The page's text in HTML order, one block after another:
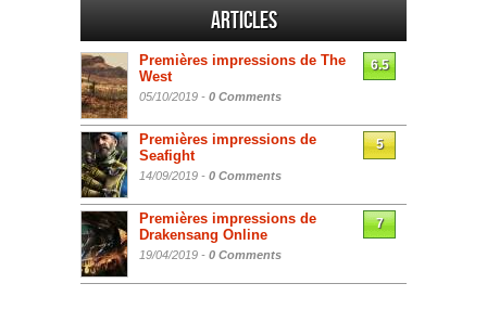
Articles
Premières impressions de The
West
05/10/2019 - 0 Comments
6.5
Premières impressions de
Seafight
14/09/2019 - 0 Comments
5
Premières impressions de
Drakensang Online
19/04/2019 - 0 Comments
7